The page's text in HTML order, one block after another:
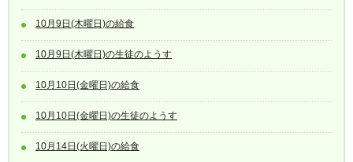
10月9日(木曜日)の給食
10月9日(木曜日)の生徒のようす
10月10日(金曜日)の給食
10月10日(金曜日)の生徒のようす
10月14日(火曜日)の給食